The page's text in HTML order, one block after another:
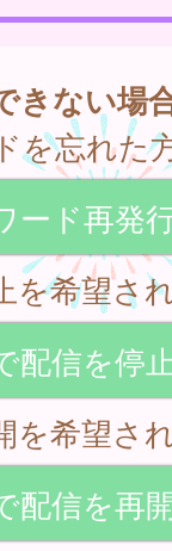
きない場
を忘れた
ード再発
を希望さ
配信を停
を希望さ
配信を再